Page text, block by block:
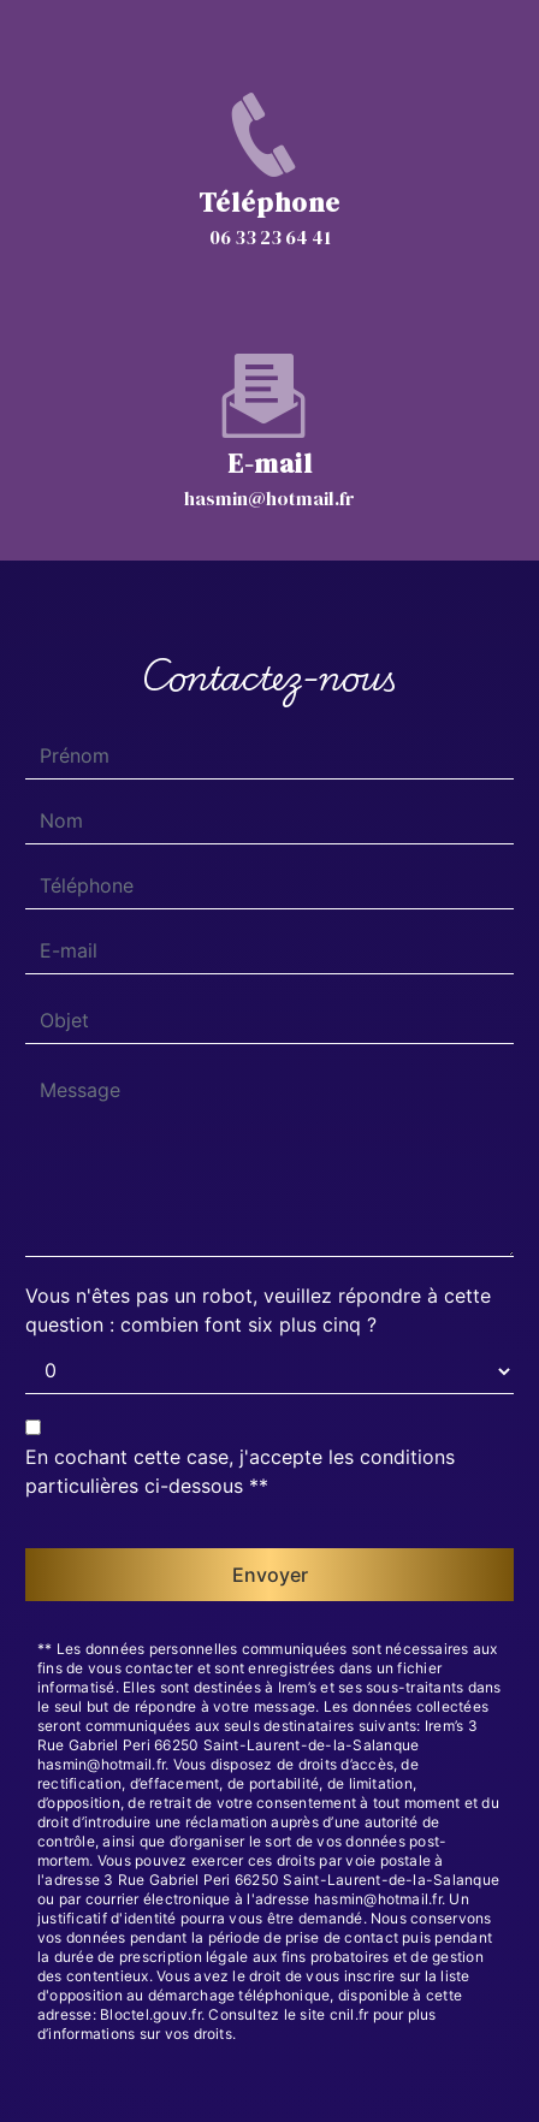
Téléphone
06 33 23 64 41
E-mail
hasmin@hotmail.fr
Contactez-nous
Vous n'êtes pas un robot, veuillez répondre à cette
question : combien font six plus cinq ?
En cochant cette case, j'accepte les conditions
particulières ci-dessous **
Envoyer
** Les données personnelles communiquées sont nécessaires aux
fins de vous contacter et sont enregistrées dans un fichier
informatisé. Elles sont destinées à Irem’s et ses sous-traitants dans
le seul but de répondre à votre message. Les données collectées
seront communiquées aux seuls destinataires suivants: Irem’s 3
Rue Gabriel Peri 66250 Saint-Laurent-de-la-Salanque
hasmin@hotmail.fr. Vous disposez de droits d’accès, de
rectification, d’effacement, de portabilité, de limitation,
d’opposition, de retrait de votre consentement à tout moment et du
droit d’introduire une réclamation auprès d’une autorité de
contrôle, ainsi que d’organiser le sort de vos données post-
mortem. Vous pouvez exercer ces droits par voie postale à
l'adresse 3 Rue Gabriel Peri 66250 Saint-Laurent-de-la-Salanque
ou par courrier électronique à l'adresse hasmin@hotmail.fr. Un
justificatif d'identité pourra vous être demandé. Nous conservons
vos données pendant la période de prise de contact puis pendant
la durée de prescription légale aux fins probatoires et de gestion
des contentieux. Vous avez le droit de vous inscrire sur la liste
d'opposition au démarchage téléphonique, disponible à cette
adresse: Bloctel.gouv.fr. Consultez le site cnil.fr pour plus
d’informations sur vos droits.